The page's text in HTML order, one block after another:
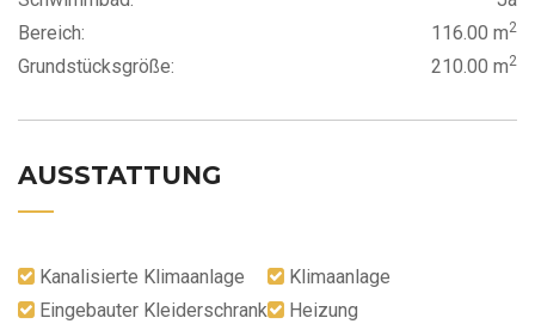
Bereich:
116.00 m2
Grundstücksgröße: 210.00 m2
AUSSTATTUNG
Kanalisierte Klimaanlage
Klimaanlage
Eingebauter Kleiderschrank
Heizung